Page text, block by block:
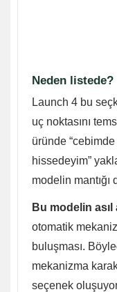
Neden listede?
Launch 4 bu
uç noktasını
üründe
hissedeyim”
modelin mantığı
Bu modelin asıl
otomatik
buluşması.
mekanizma
seçenek